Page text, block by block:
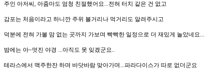
주인 아저씨, 아줌마도 엄청 친절했어요...전혀 터치 같은 건 없고
감포는 처음이라고 하니깐 주위 볼거리나 먹거리도 알려주시고
덕분에 전혀 가볼 맘 없는 곳까지 가보며 빡빡한 일정으로 더 재밌게 놀았네요...
밤에는 아~멋진 야경 ...아직도 못 잊겠군요..
테라스에서 맥주한잔 하며 바닷바람 맞아가며...파라다이스가 따로 없더군요